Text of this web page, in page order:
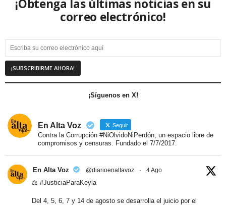
¡Obtenga las últimas noticias en su
correo electrónico!
¡Síguenos en X!
En Alta Voz Seguir
Contra la Corrupción #NiOlvidoNiPerdón, un espacio libre de
compromisos y censuras. Fundado el 7/7/2017.
En Alta Voz @diarioenaltavoz · 4 Ago
⚖️ #JusticiaParaKeyla
Del 4, 5, 6, 7 y 14 de agosto se desarrolla el juicio por el